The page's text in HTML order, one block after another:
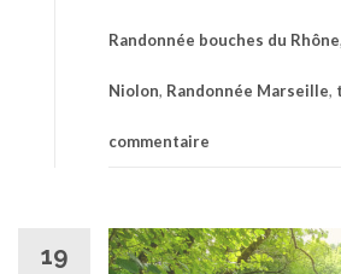
bouches
Rhône
Randonnée bouches du Rhône,
Niolon, Randonnée Marseille,
commentaire
19